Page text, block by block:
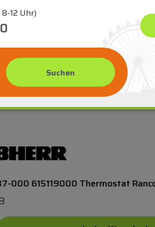
12 Uhr)
000 615119000 Thermostat